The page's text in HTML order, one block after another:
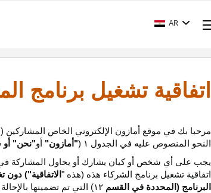
AR
اتفاقية تشغيل برنامج
مرحبا بك في موقع أمازون الإلكتروني الخاص المشاركين (
النحو المنصوص عليه في الجدول ۱ ( "أمازون" أو"نحن"
يجب على أي شخص أو كيان يشارك أو يحاول المشاركة في
اتفاقية تشغيل برنامج الشركاء هذه (هذه " الاتفاقية") دون
البرنامج (المحددة في القسم ۱۲) التي تم تضمينها